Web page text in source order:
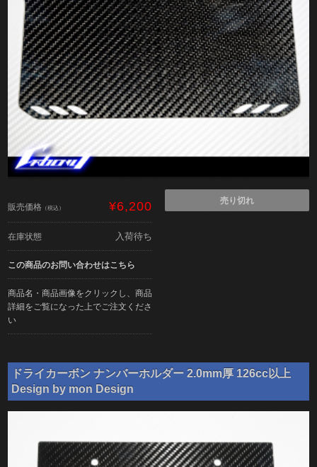
販売価格 （税込） ¥6,200
在庫状態 入荷待ち
この商品のお問い合わせはこちら
商品名・商品画像をクリックし、商品
詳細をご覧になった上でご注文くださ
い
売り切れ
ドライカーボン ナンバーホルダー 2.0mm厚 126cc以上
Design by mon Design